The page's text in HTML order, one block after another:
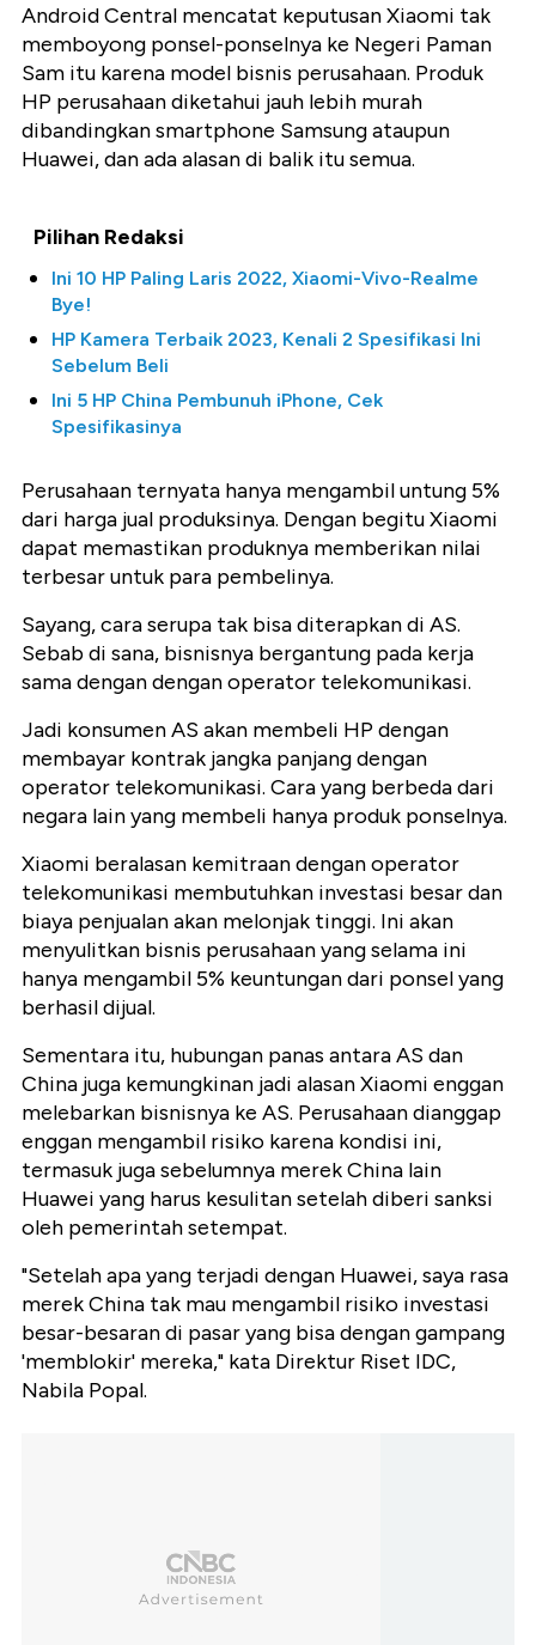
Android Central mencatat keputusan Xiaomi tak
memboyong ponsel-ponselnya ke Negeri Paman
Sam itu karena model bisnis perusahaan. Produk
HP perusahaan diketahui jauh lebih murah
dibandingkan smartphone Samsung ataupun
Huawei, dan ada alasan di balik itu semua.
Pilihan Redaksi
Ini 10 HP Paling Laris 2022, Xiaomi-Vivo-Realme
Bye!
HP Kamera Terbaik 2023, Kenali 2 Spesifikasi Ini
Sebelum Beli
Ini 5 HP China Pembunuh iPhone, Cek
Spesifikasinya
Perusahaan ternyata hanya mengambil untung 5%
dari harga jual produksinya. Dengan begitu Xiaomi
dapat memastikan produknya memberikan nilai
terbesar untuk para pembelinya.
Sayang, cara serupa tak bisa diterapkan di AS.
Sebab di sana, bisnisnya bergantung pada kerja
sama dengan dengan operator telekomunikasi.
Jadi konsumen AS akan membeli HP dengan
membayar kontrak jangka panjang dengan
operator telekomunikasi. Cara yang berbeda dari
negara lain yang membeli hanya produk ponselnya.
Xiaomi beralasan kemitraan dengan operator
telekomunikasi membutuhkan investasi besar dan
biaya penjualan akan melonjak tinggi. Ini akan
menyulitkan bisnis perusahaan yang selama ini
hanya mengambil 5% keuntungan dari ponsel yang
berhasil dijual.
Sementara itu, hubungan panas antara AS dan
China juga kemungkinan jadi alasan Xiaomi enggan
melebarkan bisnisnya ke AS. Perusahaan dianggap
enggan mengambil risiko karena kondisi ini,
termasuk juga sebelumnya merek China lain
Huawei yang harus kesulitan setelah diberi sanksi
oleh pemerintah setempat.
"Setelah apa yang terjadi dengan Huawei, saya rasa
merek China tak mau mengambil risiko investasi
besar-besaran di pasar yang bisa dengan gampang
'memblokir' mereka," kata Direktur Riset IDC,
Nabila Popal.